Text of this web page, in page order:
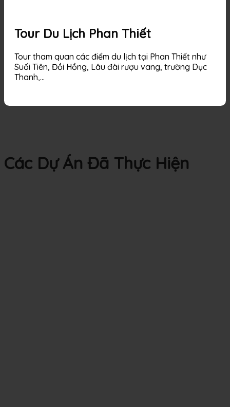
Tour Du Lịch Phan Thiết
Tour tham quan các điểm du lịch tại Phan Thiết như
Suối Tiên, Đồi Hồng, Lâu đài rượu vang, trường Dục
Thanh,…
Các Dự Án Đã Thực Hiện